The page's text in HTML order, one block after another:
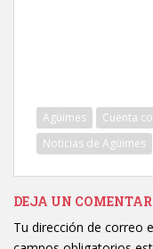
Agüimes Cuenta
Noticias de Agüimes
DEJA UN
Tu dirección de correo